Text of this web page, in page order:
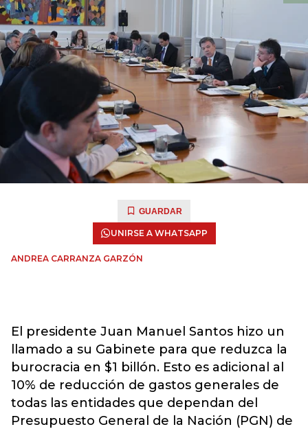
GUARDAR
UNIRSE A WHATSAPP
ANDREA CARRANZA GARZÓN
El presidente Juan Manuel Santos hizo un
llamado a su Gabinete para que reduzca la
burocracia en $1 billón. Esto es adicional al
10% de reducción de gastos generales de
todas las entidades que dependan del
Presupuesto General de la Nación (PGN) de